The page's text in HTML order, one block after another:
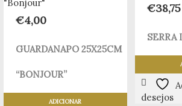
€4,00
GUARDANAPO 25X25CM
“BONJOUR”
ADICIONAR
€38,75
SERRA
desejos